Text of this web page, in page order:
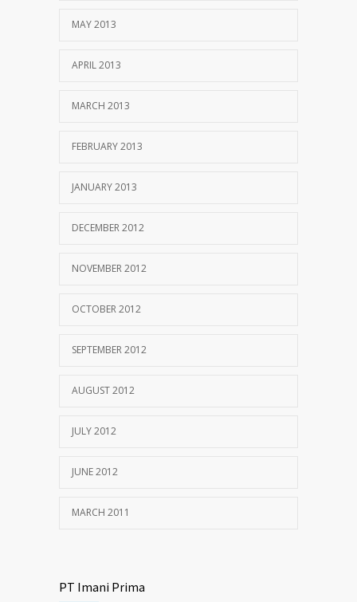
MAY 2013
APRIL 2013
MARCH 2013
FEBRUARY 2013
JANUARY 2013
DECEMBER 2012
NOVEMBER 2012
OCTOBER 2012
SEPTEMBER 2012
AUGUST 2012
JULY 2012
JUNE 2012
MARCH 2011
PT Imani Prima